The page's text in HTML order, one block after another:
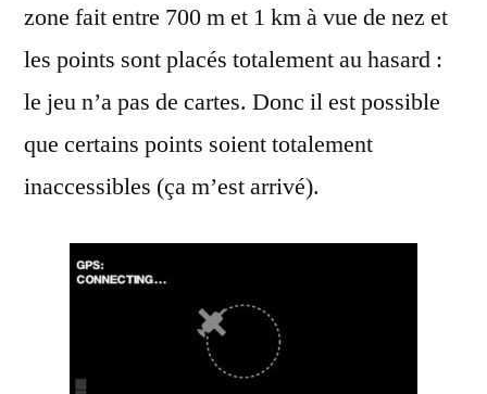
zone fait entre 700 m et 1 km à vue de nez et
les points sont placés totalement au hasard :
le jeu n’a pas de cartes. Donc il est possible
que certains points soient totalement
inaccessibles (ça m’est arrivé).